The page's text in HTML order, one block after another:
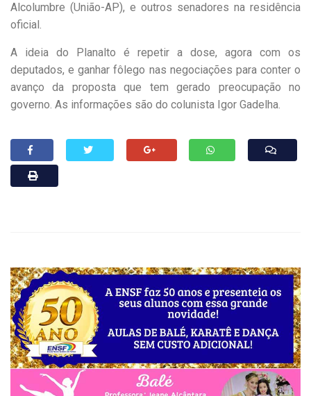
Alcolumbre (União-AP), e outros senadores na residência
oficial.
A ideia do Planalto é repetir a dose, agora com os
deputados, e ganhar fôlego nas negociações para conter o
avanço da proposta que tem gerado preocupação no
governo. As informações são do colunista Igor Gadelha.